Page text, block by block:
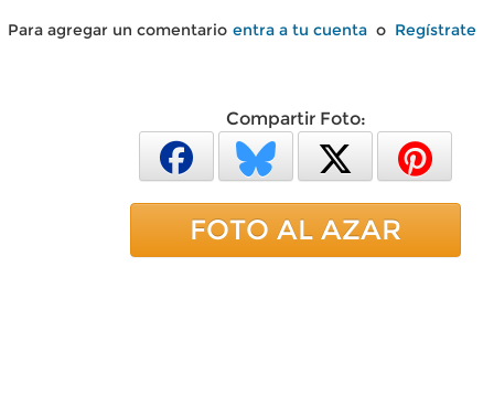
Para agregar un comentario entra a tu cuenta o Regístrate
Compartir Foto:
FOTO AL AZAR